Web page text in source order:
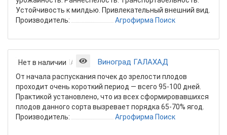
Устойчивость к милдью. Привлекательный внешний вид.
Производитель:
Агрофирма Поиск
Нет в наличии Виноград ГАЛАХАД
От начала распускания почек до зрелости плодов
проходит очень короткий период — всего 95-100 дней.
Практикой установлено, что из всех сформировавшихся
плодов данного сорта вызревает порядка 65-70% ягод.
Производитель:
Агрофирма Поиск